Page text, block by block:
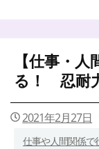
【仕事・
る！ 忍耐
2021年2月27日
仕事や人間関係で